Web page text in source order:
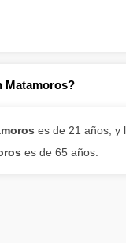
Matamoros?
es de 21 años, y
es de 65 años.